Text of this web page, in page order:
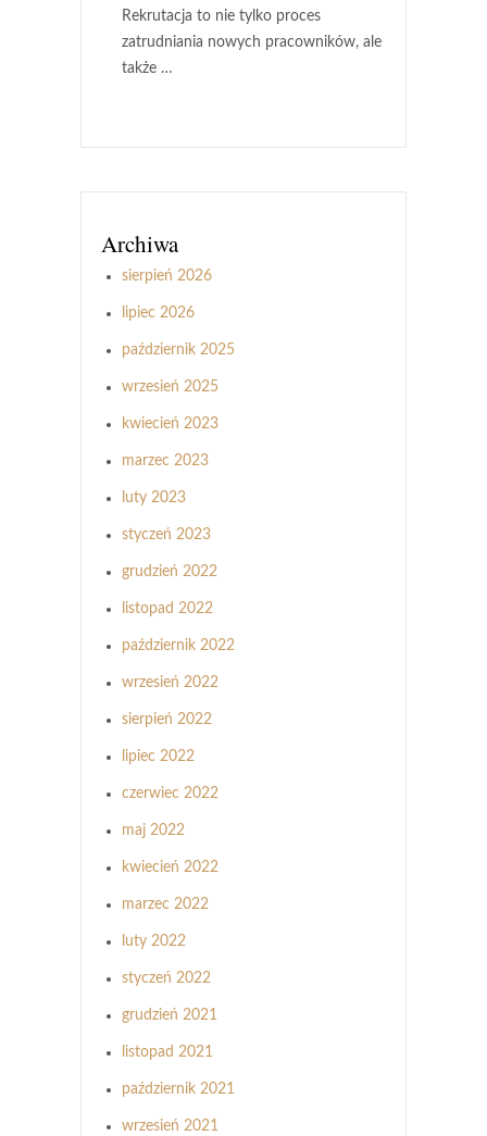
Rekrutacja to nie tylko proces
zatrudniania nowych pracowników, ale
także …
Archiwa
sierpień 2026
lipiec 2026
październik 2025
wrzesień 2025
kwiecień 2023
marzec 2023
luty 2023
styczeń 2023
grudzień 2022
listopad 2022
październik 2022
wrzesień 2022
sierpień 2022
lipiec 2022
czerwiec 2022
maj 2022
kwiecień 2022
marzec 2022
luty 2022
styczeń 2022
grudzień 2021
listopad 2021
październik 2021
wrzesień 2021